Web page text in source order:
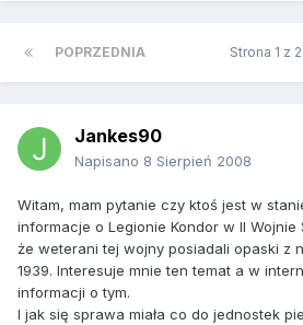
POPRZEDNIA Strona 1 z 2
Jankes90
Napisano 8 Sierpień 2008
Witam, mam pytanie czy ktoś jest w
informacje o Legionie Kondor w II Wojnie
że weterani tej wojny posiadali opaski z
1939. Interesuje mnie ten temat a w
informacji o tym.
I jak się sprawa miała co do jednostek